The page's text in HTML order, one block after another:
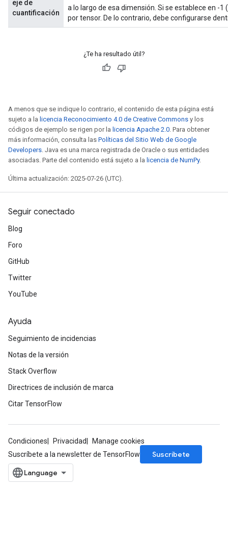
eje de
cuantificación
a lo largo de esa dimensión. Si se establece en -
por tensor. De lo contrario, debe configurarse
¿Te ha resultado útil?
A menos que se indique lo contrario, el contenido de esta página está
sujeto a la licencia Reconocimiento 4.0 de Creative Commons y los
códigos de ejemplo se rigen por la licencia Apache 2.0. Para obtener
más información, consulta las Políticas del Sitio Web de Google
Developers. Java es una marca registrada de Oracle o sus entidades
asociadas. Parte del contenido está sujeto a la licencia de NumPy.
Última actualización: 2025-07-26 (UTC).
Seguir conectado
Blog
Foro
GitHub
Twitter
YouTube
Ayuda
Seguimiento de incidencias
Notas de la versión
Stack Overflow
Directrices de inclusión de marca
Citar TensorFlow
Condiciones Privacidad
Manage cookies
Suscríbete a la newsletter de TensorFlow
Suscríbete